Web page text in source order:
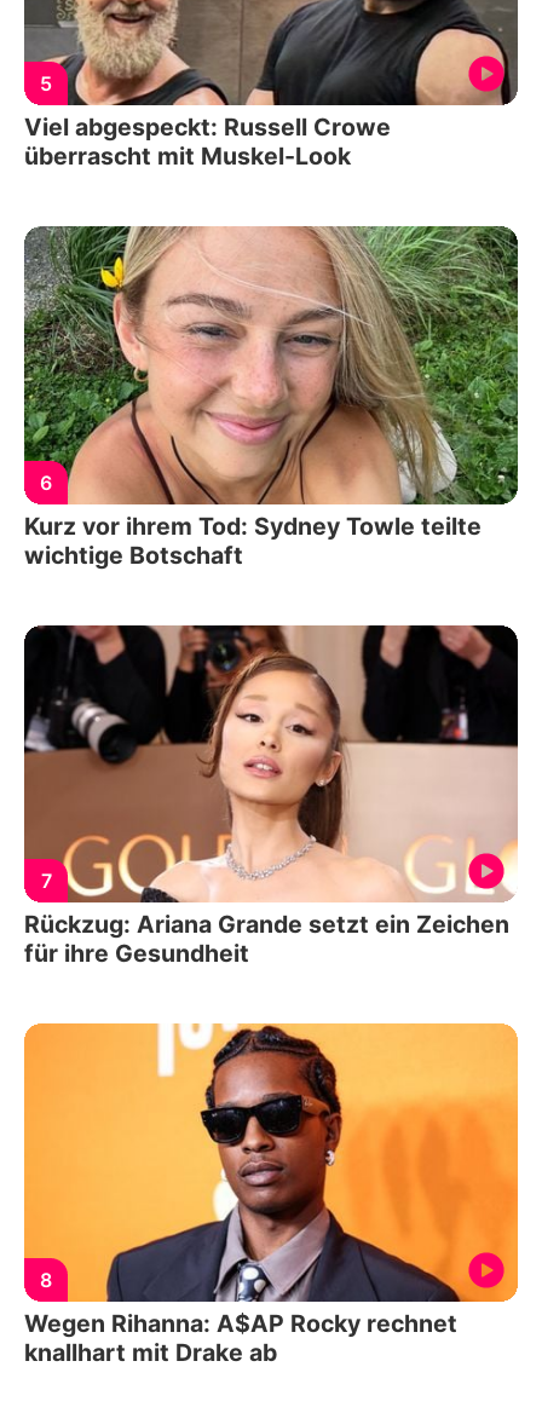
5
Viel abgespeckt: Russell Crowe
überrascht mit Muskel-Look
6
Kurz vor ihrem Tod: Sydney Towle teilte
wichtige Botschaft
7
Rückzug: Ariana Grande setzt ein Zeichen
für ihre Gesundheit
8
Wegen Rihanna: A$AP Rocky rechnet
knallhart mit Drake ab